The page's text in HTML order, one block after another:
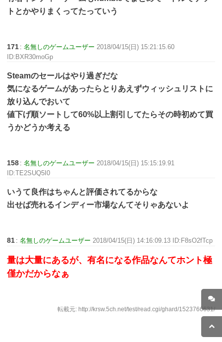
トとかやりまくってたっていう
171 :名無しのゲームユーザー 2018/04/15(日) 15:21:15.60
ID:BXR30moGp
Steamのセールはやり過ぎだな
気になるゲームがあったらとりあえずウィッシュリストに
放り込んでおいて
値下げ順ソートして60%以上割引してたらその時初めて買
うかどうか考える
158 :名無しのゲームユーザー 2018/04/15(日) 15:15:19.91
ID:TE2SUQ5I0
いうて良作はちゃんと評価されてるからな
出せば売れるインディー市場なんてそりゃあないよ
81 :名無しのゲームユーザー 2018/04/15(日) 14:16:09.13 ID:F8sO2fTcp
量は大量にあるが、有名になる作品なんてホント極
僅かだからなぁ
転載元: http://krsw.5ch.net/test/read.cgi/ghard/1523766631/